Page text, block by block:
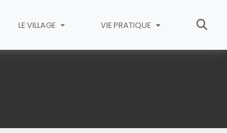
LE VILLAGE VIE PRATIQUE